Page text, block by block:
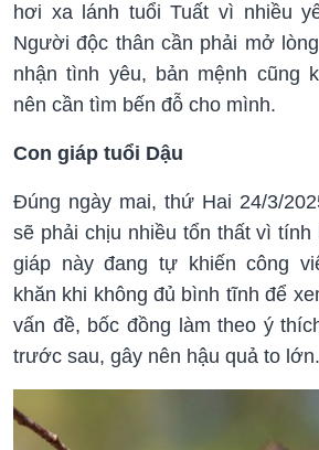
hơi xa lánh tuổi Tuất vì nhiều
Người độc thân cần phải mở
nhận tình yêu, bản mệnh cũng
nên cần tìm bến đỗ cho mình.
Con giáp tuổi Dậu
Đúng ngày mai, thứ Hai 24/3/
sẽ phải chịu nhiều tổn thất vì tính
giáp này đang tự khiến công
khăn khi không đủ bình tĩnh để
vấn đề, bốc đồng làm theo ý
trước sau, gây nên hậu quả to lớn.